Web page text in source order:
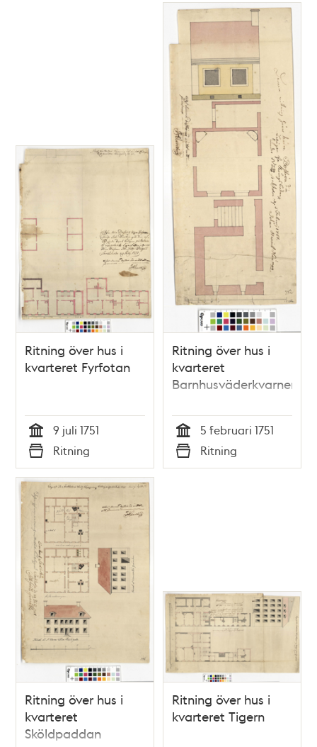
Ritning över hus i
kvarteret Fyrfotan
Tid
9 juli 1751
Typ
Ritning
Ritning över hus i
kvarteret
Barnhusväderkvarnen
Tid
5 februari 1751
Typ
Ritning
Ritning över hus i
kvarteret
Sköldpaddan
Ritning över hus i
kvarteret Tigern